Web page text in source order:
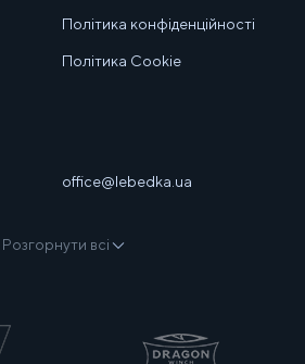
Політика конфіденційності
Політика Cookie
office@lebedka.ua
Розгорнути всі